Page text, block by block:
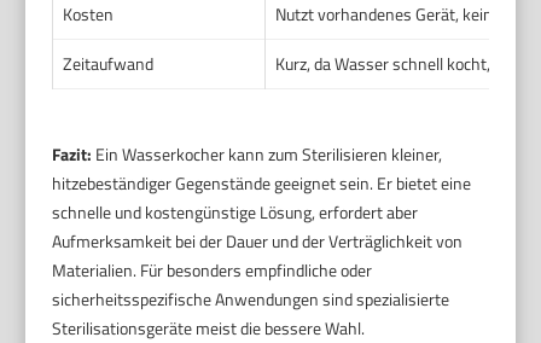
Kosten
Nutzt vorhandenes Gerät, keine
Zeitaufwand
Kurz, da Wasser schnell kocht,
Fazit: Ein Wasserkocher kann zum Sterilisieren kleiner,
hitzebeständiger Gegenstände geeignet sein. Er bietet eine
schnelle und kostengünstige Lösung, erfordert aber
Aufmerksamkeit bei der Dauer und der Verträglichkeit von
Materialien. Für besonders empfindliche oder
sicherheitsspezifische Anwendungen sind spezialisierte
Sterilisationsgeräte meist die bessere Wahl.